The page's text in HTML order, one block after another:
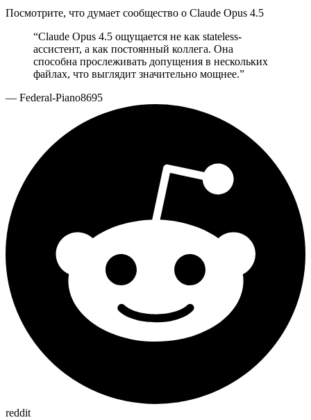
Посмотрите, что думает сообщество о Claude Opus 4.5
“Claude Opus 4.5 ощущается не как stateless-
ассистент, а как постоянный коллега. Она
способна прослеживать допущения в нескольких
файлах, что выглядит значительно мощнее.”
— Federal-Piano8695
reddit